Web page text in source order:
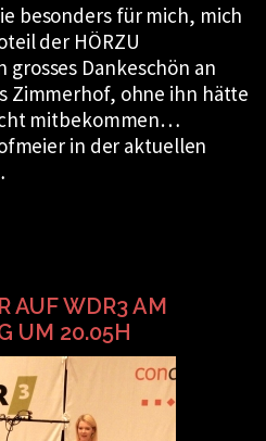
besonders für mich, mich
der HÖRZU
Dankeschön an
Zimmerhof, ohne ihn hätte
mitbekommen…
in der aktuellen
AUF WDR3 AM
UM 20.05H